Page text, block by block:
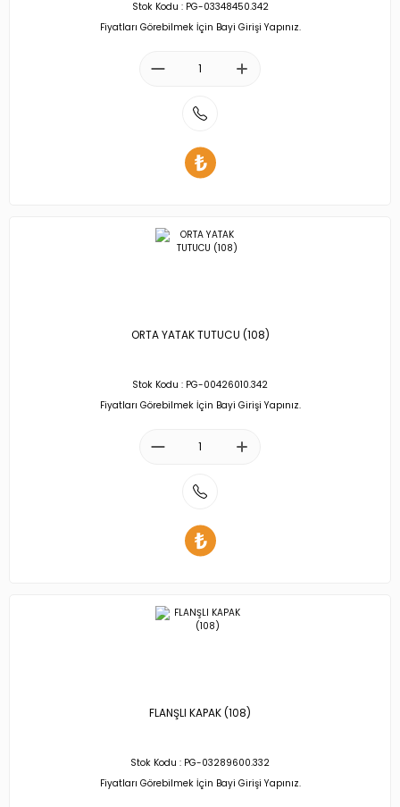
Stok Kodu : PG-03348450.342
Fiyatları Görebilmek İçin Bayi Girişi Yapınız.
ORTA YATAK TUTUCU (108)
Stok Kodu : PG-00426010.342
Fiyatları Görebilmek İçin Bayi Girişi Yapınız.
FLANŞLI KAPAK (108)
Stok Kodu : PG-03289600.332
Fiyatları Görebilmek İçin Bayi Girişi Yapınız.